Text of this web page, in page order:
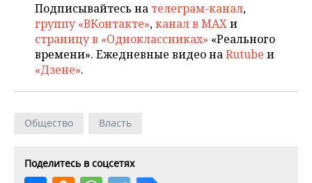
ХОККЕЙ С МЯЧОМ
ПРОИСШЕСТВИЯ
Подписывайтесь на телеграм-канал,
группу «ВКонтакте»,канал в MAXи
страницу в «Одноклассниках» «Реального
времени». Ежедневные видео наRutube и
«Дзене».
Общество Власть
Поделитесь в соцсетях